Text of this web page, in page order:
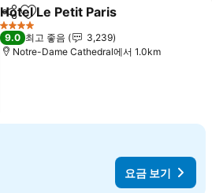
공유 즐겨찾기에 추가
Hotel Le Petit Paris
4 성급
9.0 최고 좋음
3,239
Notre-Dame Cathedral에서 1.0km
요금 보기